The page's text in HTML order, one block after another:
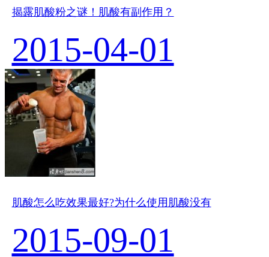
揭露肌酸粉之谜！肌酸有副作用？
2015-04-01
肌酸怎么吃效果最好?为什么使用肌酸没有
2015-09-01